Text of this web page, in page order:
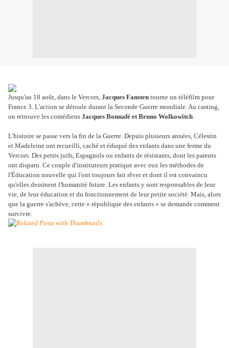
Jusqu'au 18 août, dans le Vercors, Jacques Fansten tourne un téléfilm pour
France 3. L'action se déroule durant la Seconde Guerre mondiale. Au casting,
on retrouve les comédiens Jacques Bonnafé et Bruno Wolkowitch.
L'histoire se passe vers la fin de la Guerre. Depuis plusieurs années, Célestin
et Madeleine ont recueilli, caché et éduqué des enfants dans une ferme du
Vercors. Des petits juifs, Espagnols ou enfants de résistants, dont les parents
ont disparu. Ce couple d'instituteurs pratique avec eux les méthodes de
l'Éducation nouvelle qui l'ont toujours fait rêver et dont il est convaincu
qu'elles dessinent l'humanité future. Les enfants y sont responsables de leur
vie, de leur éducation et du fonctionnement de leur petite société. Mais, alors
que la guerre s'achève, cette « république des enfants » se demande comment
survivre.